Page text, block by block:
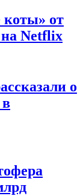
от
Netflix
о